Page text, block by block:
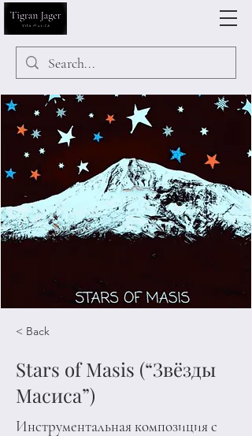
< Back
Stars of Masis (“Звёзды
Масиса”)
Инструментальная композиция с